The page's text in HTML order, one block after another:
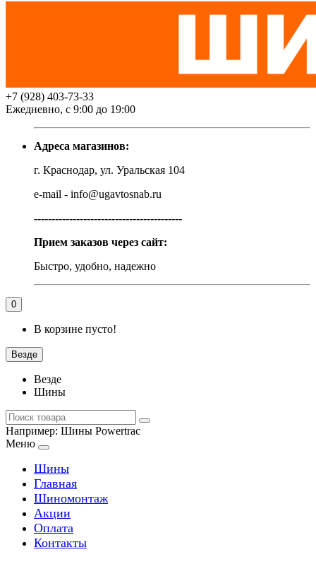
+7 (928) 403-73-33
Ежедневно, с 9:00 до 19:00
Адреса магазинов:
г. Краснодар, ул. Уральская 104
e-mail - info@ugavtosnab.ru
------------------------------------------
Прием заказов через сайт:
Быстро, удобно, надежно
0
В корзине пусто!
Везде
Везде
Шины
Например: Шины Powertrac
Меню
Шины
Главная
Шиномонтаж
Акции
Оплата
Контакты